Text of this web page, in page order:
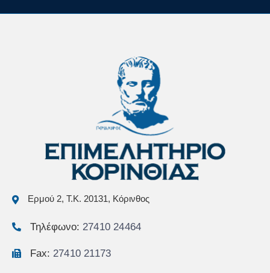
Ερμού 2, Τ.Κ. 20131, Κόρινθος
Τηλέφωνο: 27410 24464
Fax: 27410 21173